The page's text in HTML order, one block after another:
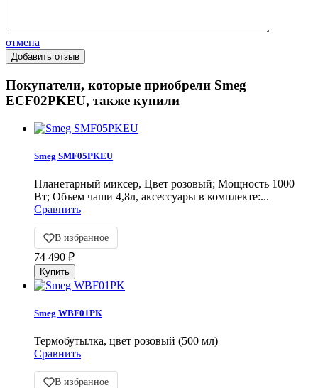
отмена
Покупатели, которые приобрели Smeg
ECF02PKEU, также купили
Smeg SMF05PKEU
Планетарный миксер, Цвет розовый; Мощность 1000
Вт; Объем чаши 4,8л, аксессуары в комплекте:...
Сравнить
В избранное
74 490 ₽
Smeg WBF01PK
Термобутылка, цвет розовый (500 мл)
Сравнить
В избранное